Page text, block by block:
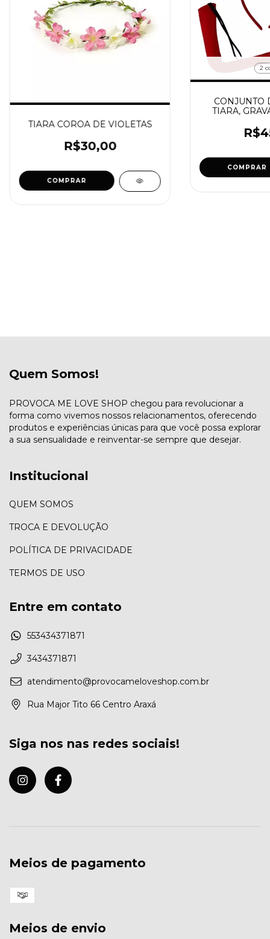
TIARA COROA DE VIOLETAS
R$30,00
COMPRAR
2
CONJUNTO
TIARA,
COMPRAR
Quem Somos!
PROVOCA ME LOVE SHOP chegou para revolucionar a
forma como vivemos nossos relacionamentos, oferecendo
produtos e experiências únicas para que você possa explorar
a sua sensualidade e reinventar-se sempre que desejar.
Institucional
QUEM SOMOS
TROCA E DEVOLUÇÃO
POLÍTICA DE PRIVACIDADE
TERMOS DE USO
Entre em contato
553434371871
3434371871
atendimento@provocameloveshop.com.br
Rua Major Tito 66 Centro Araxá
Siga nos nas redes sociais!
Meios de pagamento
Meios de envio